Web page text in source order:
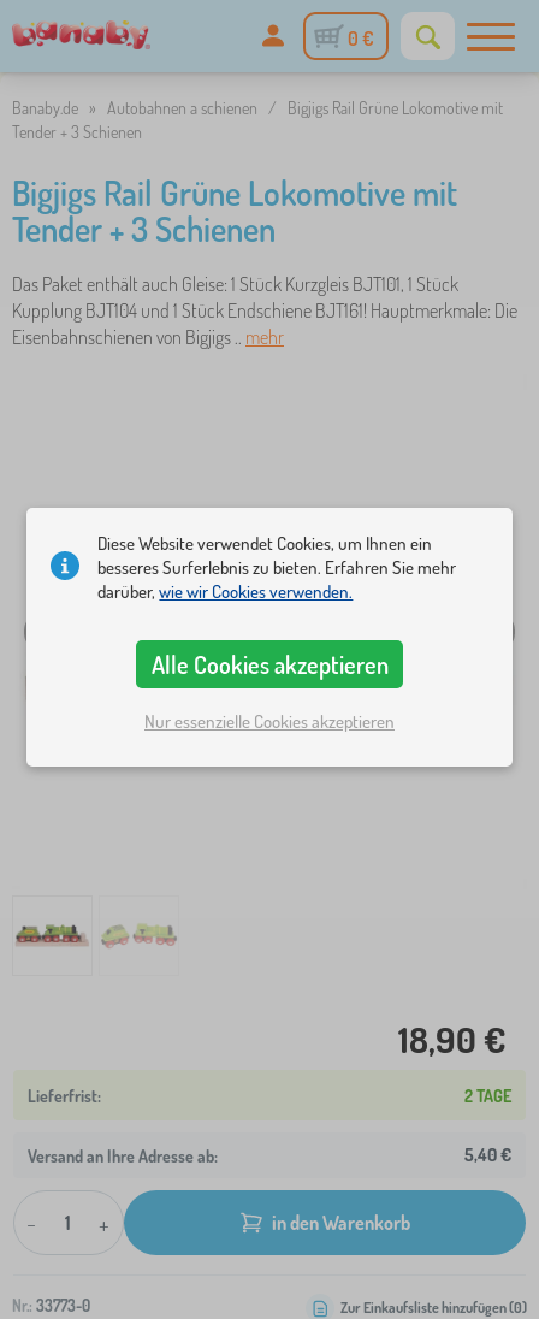
0 €
Banaby.de » Autobahnen a schienen /
Bigjigs Rail Grüne Lokomotive mit
Tender + 3 Schienen
Bigjigs Rail Grüne Lokomotive mit
Tender + 3 Schienen
Das Paket enthält auch Gleise: 1 Stück Kurzgleis BJT101, 1 Stück
Kupplung BJT104 und 1 Stück Endschiene BJT161! Hauptmerkmale: Die
Eisenbahnschienen von Bigjigs .. mehr
18,90 €
2 TAGE
Versand an Ihre Adresse ab: 5,40 €
- + in den Warenkorb
Nr.: 33773-0 Zur Einkaufsliste hinzufügen (0)
Diese Website verwendet Cookies, um Ihnen ein
besseres Surferlebnis zu bieten. Erfahren Sie mehr
darüber,wie wir Cookies verwenden.
Alle Cookies akzeptieren
Nur essenzielle Cookies akzeptieren